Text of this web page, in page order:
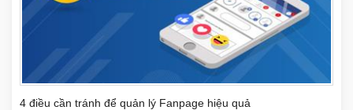
4 điều cần tránh để quản lý Fanpage hiệu quả